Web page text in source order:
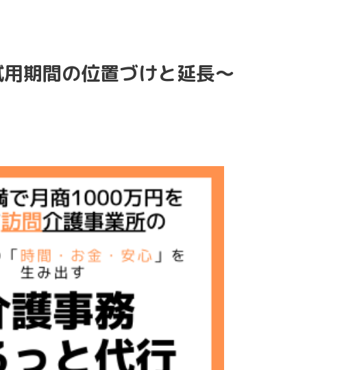
期間の位置づけと延長～